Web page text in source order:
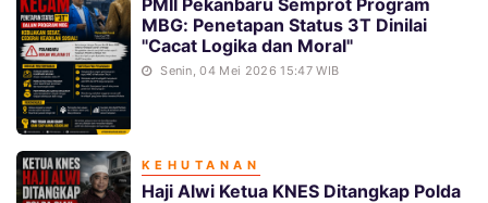
PMII Pekanbaru Semprot Program
MBG: Penetapan Status 3T Dinilai
"Cacat Logika dan Moral"
Senin, 04 Mei 2026 15:47 WIB
KEHUTANAN
Haji Alwi Ketua KNES Ditangkap Polda